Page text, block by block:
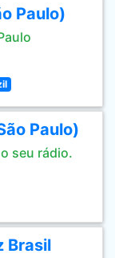
Paulo)
Paulo)
seu rádio.
Brasil